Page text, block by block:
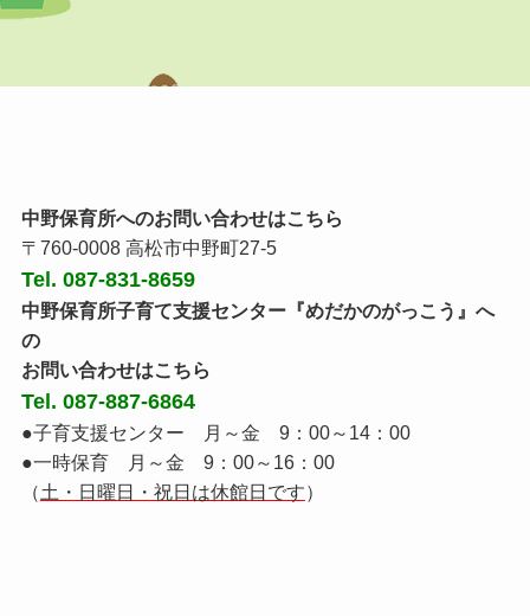
中野保育所へのお問い合わせはこちら
〒760-0008 高松市中野町27-5
Tel. 087-831-8659
中野保育所子育て支援センター『めだかのがっこう』へ
の
お問い合わせはこちら
Tel. 087-887-6864
●子育支援センター 月～金 9：00～14：00
●一時保育 月～金 9：00～16：00
（土・日曜日・祝日は休館日です）